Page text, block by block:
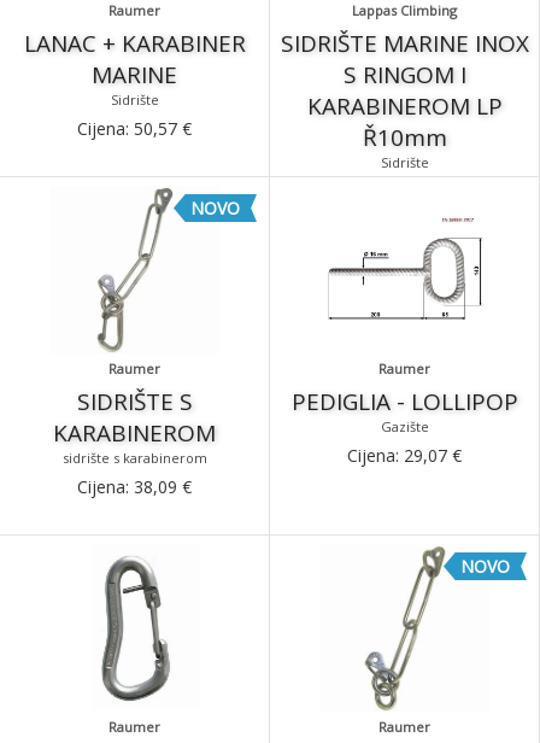
Raumer
LANAC + KARABINER
MARINE
Sidrište
Cijena: 50,57 €
Lappas Climbing
SIDRIŠTE MARINE INOX
S RINGOM I
KARABINEROM LP
Ř10mm
Sidrište
Raumer
SIDRIŠTE S
KARABINEROM
sidrište s karabinerom
NOVO
Cijena: 38,09 €
Raumer
PEDIGLIA - LOLLIPOP
Gazište
Cijena: 29,07 €
Raumer Raumer
NOVO